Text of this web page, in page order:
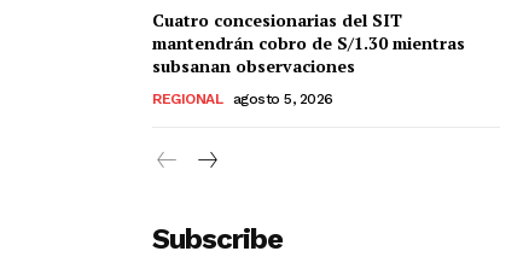
Cuatro concesionarias del SIT
mantendrán cobro de S/1.30 mientras
subsanan observaciones
REGIONAL agosto 5, 2026
Subscribe